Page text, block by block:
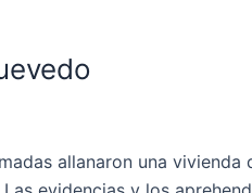
allanaron una vivienda